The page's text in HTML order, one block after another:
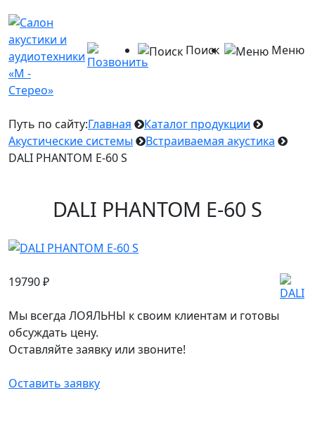
Меню
Поиск
Путь по сайту:Главная
Каталог продукции
Акустические системы
Встраиваемая акустика
DALI PHANTOM E-60 S
DALI PHANTOM E-60 S
19790₽
Мы всегда ЛОЯЛЬНЫ к своим клиентам и готовы
обсуждать цену.
Оставляйте заявку или звоните!
Оставить заявку